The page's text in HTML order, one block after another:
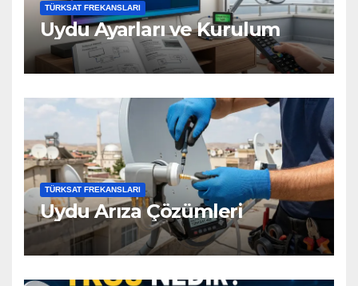
TÜRKSAT FREKANSLARI
Uydu Ayarları ve Kurulum
TÜRKSAT FREKANSLARI
Uydu Arıza Çözümleri